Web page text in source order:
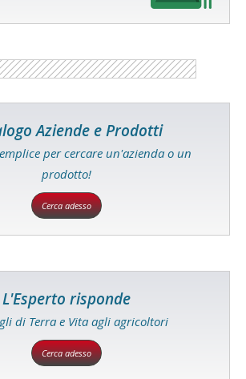
Aziende e Prodotti
per cercare un'azienda o un
prodotto!
Cerca adesso
L'Esperto risponde
di Terra e Vita agli agricoltori
Cerca adesso